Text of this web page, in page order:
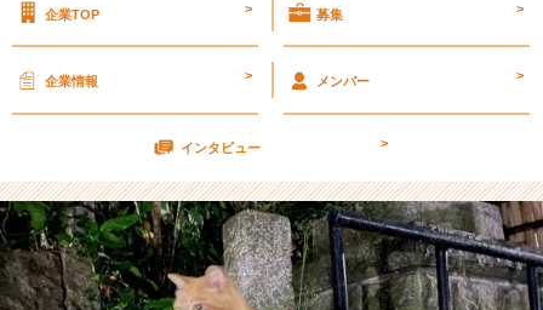
社
デ
ン
ィ
テ
ィ
ー
の
企業TOP > 募集 >
企業情報 > メンバー >
インタビュー >